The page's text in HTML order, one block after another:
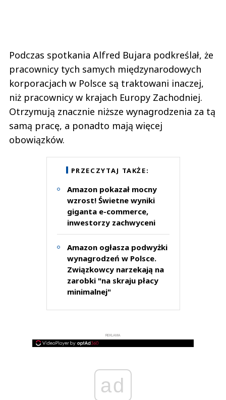
Podczas spotkania Alfred Bujara podkreślał, że
pracownicy tych samych międzynarodowych
korporacjach w Polsce są traktowani inaczej,
niż pracownicy w krajach Europy Zachodniej.
Otrzymują znacznie niższe wynagrodzenia za tą
samą pracę, a ponadto mają więcej
obowiązków.
PRZECZYTAJ TAKŻE:
Amazon pokazał mocny
wzrost! Świetne wyniki
giganta e-commerce,
inwestorzy zachwyceni
Amazon ogłasza podwyżki
wynagrodzeń w Polsce.
Związkowcy narzekają na
zarobki "na skraju płacy
minimalnej"
REKLAMA
ad